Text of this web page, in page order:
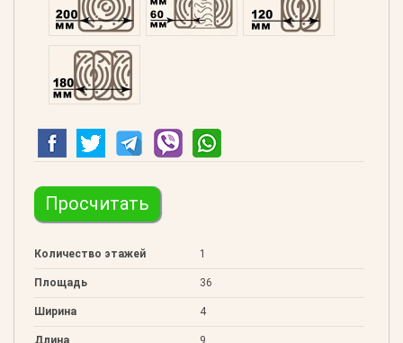
Клееный 180
Просчитать
Количество этажей 1
Площадь 36
Ширина 4
Длина 9